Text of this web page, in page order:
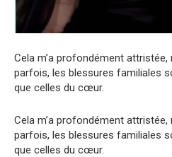
Cela m’a profondément attristée,
parfois, les blessures familiales
que celles du cœur.
Cela m’a profondément attristée,
parfois, les blessures familiales
que celles du cœur.